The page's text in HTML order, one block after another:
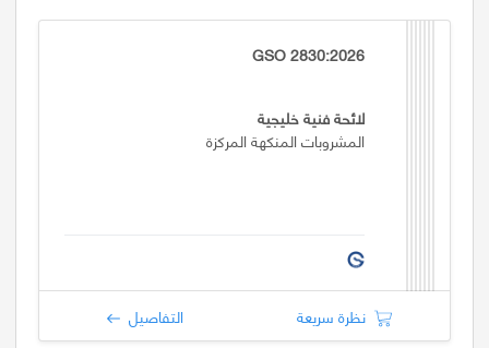
GSO 2830:2026
لائحة فنية خليجية
المشروبات المنكهة المركزة
نظرة سريعة التفاصيل